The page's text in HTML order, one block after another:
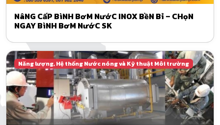
NâNG CấP BìNH BơM NướC INOX BềN Bỉ – CHọN
NGAY BìNH BơM NướC SK
Năng lượng, Hệ thống Nước nóng và Kỹ thuật Môi trường